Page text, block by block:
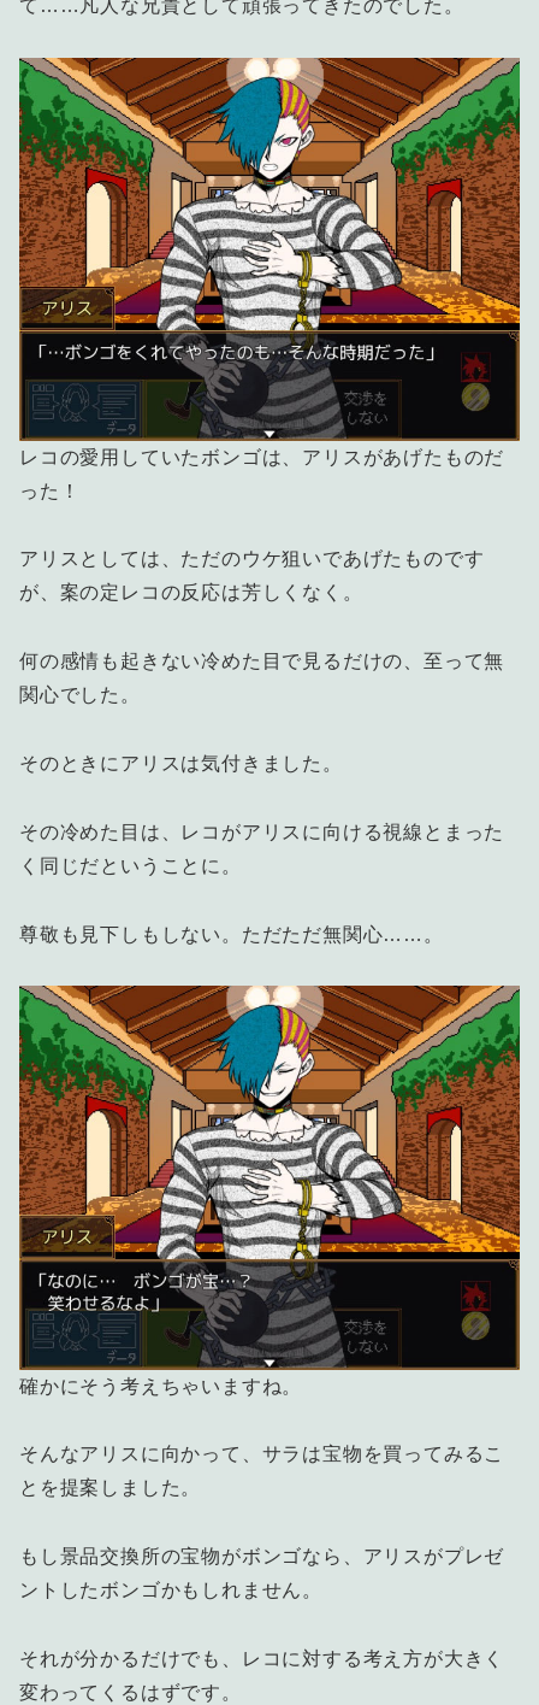
て……凡人な兄貴として頑張ってきたのでした。
レコの愛用していたボンゴは、アリスがあげたものだ
った！
アリスとしては、ただのウケ狙いであげたものです
が、案の定レコの反応は芳しくなく。
何の感情も起きない冷めた目で見るだけの、至って無
関心でした。
そのときにアリスは気付きました。
その冷めた目は、レコがアリスに向ける視線とまった
く同じだということに。
尊敬も見下しもしない。ただただ無関心……。
確かにそう考えちゃいますね。
そんなアリスに向かって、サラは宝物を買ってみるこ
とを提案しました。
もし景品交換所の宝物がボンゴなら、アリスがプレゼ
ントしたボンゴかもしれません。
それが分かるだけでも、レコに対する考え方が大きく
変わってくるはずです。